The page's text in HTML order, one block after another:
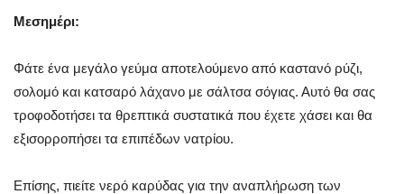
Μεσημέρι:
Φάτε ένα μεγάλο γεύμα αποτελούμενο από καστανό ρύζι,
σολομό και κατσαρό λάχανο με σάλτσα σόγιας. Αυτό θα σας
τροφοδοτήσει τα θρεπτικά συστατικά που έχετε χάσει και θα
εξισορροπήσει τα επιπέδων νατρίου.
Επίσης, πιείτε νερό καρύδας για την αναπλήρωση των